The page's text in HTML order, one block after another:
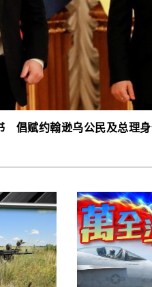
倡赋约翰逊乌公民及总理